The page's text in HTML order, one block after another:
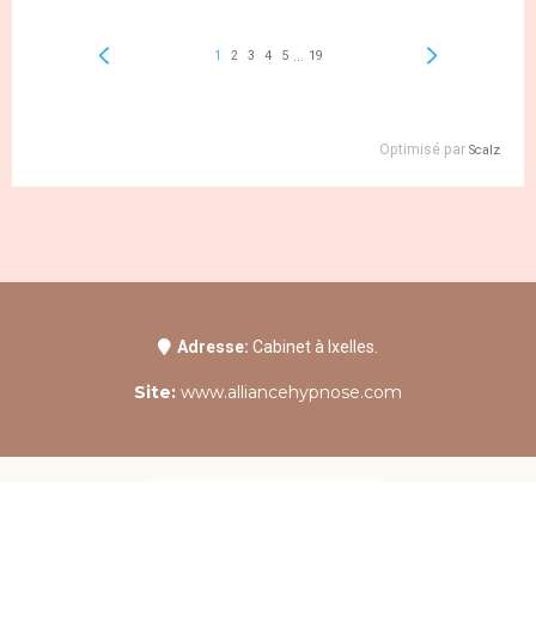
Adresse: Cabinet à Ixelles.
Site: www.alliancehypnose.com